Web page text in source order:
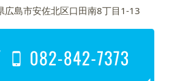
広島市安佐北区口田南8丁目1-13